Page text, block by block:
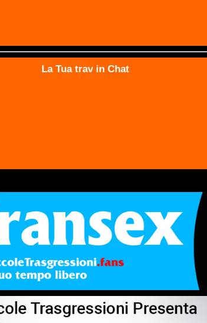
La Tua trav in Chat